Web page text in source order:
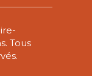
Tous